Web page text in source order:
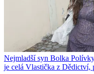
Nejmladší syn Bolka
je celá Vlastička z Dědictví,